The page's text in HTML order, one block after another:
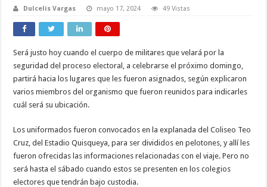
Dulcelis Vargas mayo 17, 2024 49 Vistas
Será justo hoy cuando el cuerpo de militares que velará por la
seguridad del proceso electoral, a celebrarse el próximo domingo,
partirá hacia los lugares que les fueron asignados, según explicaron
varios miembros del organismo que fueron reunidos para indicarles
cuál será su ubicación.
Los uniformados fueron convocados en la explanada del Coliseo Teo
Cruz, del Estadio Quisqueya, para ser divididos en pelotones, y allí les
fueron ofrecidas las informaciones relacionadas con el viaje. Pero no
será hasta el sábado cuando estos se presenten en los colegios
electores que tendrán bajo custodia.